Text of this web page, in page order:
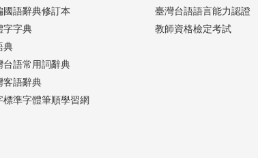
國語辭典修訂本
字字典
典
台語常用詞辭典
客語辭典
標準字體筆順學習網
臺灣台語語言能力認證
教師資格檢定考試